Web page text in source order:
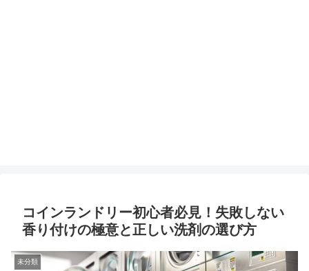
コインランドリー初心者必見！失敗しない
香り付けの極意と正しい洗剤の選び方
未分類